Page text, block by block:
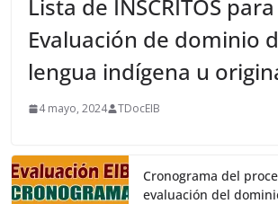
Lista de INSCRITOS
Evaluación de dominio
lengua indígena u
4 mayo, 2024 TDocEIB
Cronograma del
evaluación del